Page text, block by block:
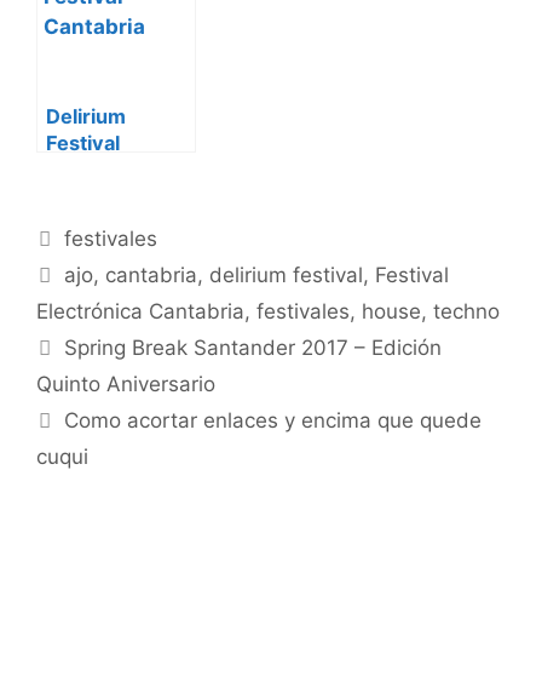
Delirium
Festival
Categorías
festivales
Etiquetas
ajo, cantabria, delirium festival, Festival
Electrónica Cantabria, festivales, house, techno
Spring Break Santander 2017 – Edición
Quinto Aniversario
Como acortar enlaces y encima que quede
cuqui